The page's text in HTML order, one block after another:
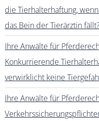
die Tierhalterhaftung,
das Bein der Tierärztin
Ihre Anwälte für
Konkurrierende
verwirklicht keine
Ihre Anwälte für